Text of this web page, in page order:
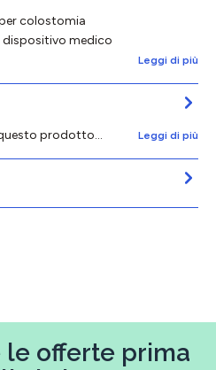
colostomia
dispositivo medico
Leggi di più
prodotto...
Leggi di più
le offerte prima